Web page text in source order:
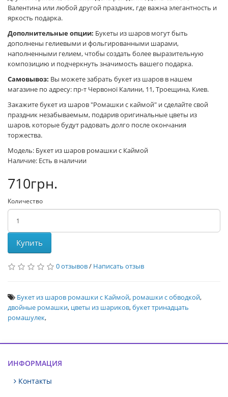
Валентина или любой другой праздник, где важна элегантность и
яркость подарка.
Дополнительные опции: Букеты из шаров могут быть
дополнены гелиевыми и фольгированными шарами,
наполненными гелием, чтобы создать более выразительную
композицию и подчеркнуть значимость вашего подарка.
Самовывоз: Вы можете забрать букет из шаров в нашем
магазине по адресу: пр-т Червоної Калини, 11, Троещина, Киев.
Закажите букет из шаров "Ромашки с каймой" и сделайте свой
праздник незабываемым, подарив оригинальные цветы из
шаров, которые будут радовать долго после окончания
торжества.
Модель: Букет из шаров ромашки с Каймой
Наличие: Есть в наличии
710грн.
Количество
Купить
0 отзывов/ Написать отзыв
Букет из шаров ромашки с Каймой, ромашки с обводкой,
двойные ромашки, цветы из шариков,букет тринадцать
ромашулек,
ИНФОРМАЦИЯ
Контакты